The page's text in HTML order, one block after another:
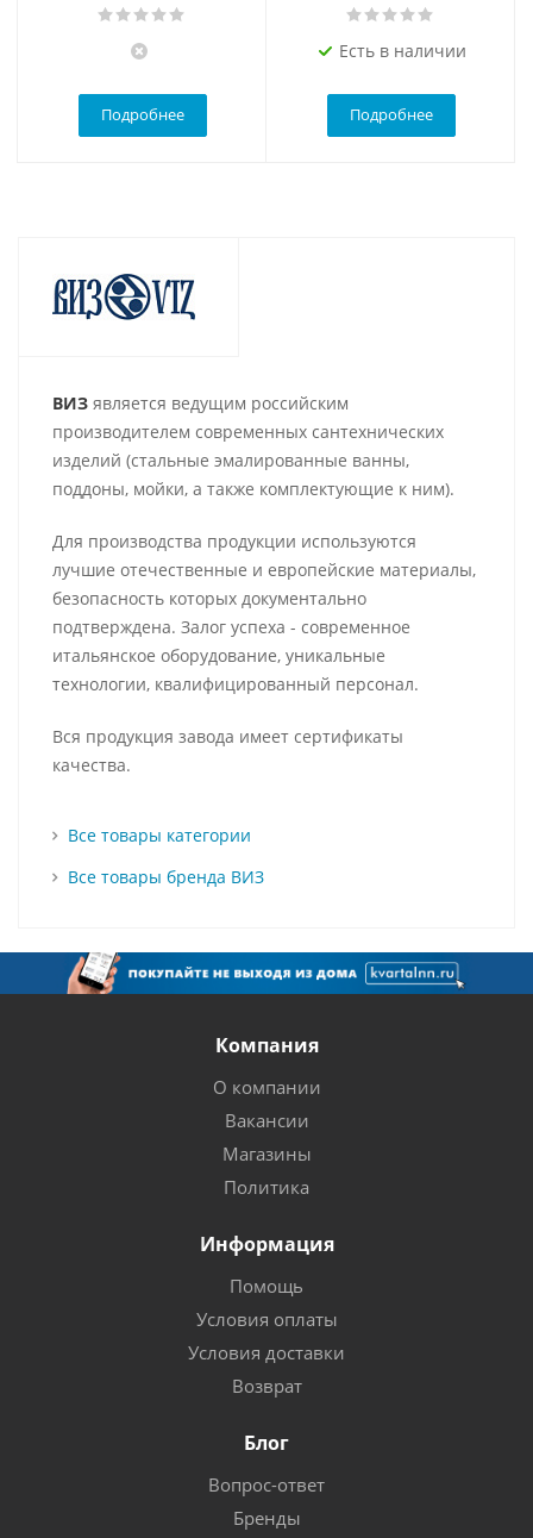
Подробнее
Есть в наличии
Подробнее
ВИЗ является ведущим российским
производителем современных сантехнических
изделий (стальные эмалированные ванны,
поддоны, мойки, а также комплектующие к ним).
Для производства продукции используются
лучшие отечественные и европейские материалы,
безопасность которых документально
подтверждена. Залог успеха - современное
итальянское оборудование, уникальные
технологии, квалифицированный персонал.
Вся продукция завода имеет сертификаты
качества.
Все товары категории
Все товары бренда ВИЗ
Компания
О компании
Вакансии
Магазины
Политика
Информация
Помощь
Условия оплаты
Условия доставки
Возврат
Блог
Вопрос-ответ
Бренды